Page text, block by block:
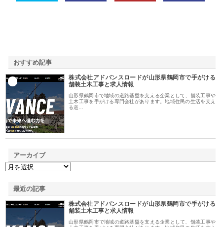
おすすめ記事
株式会社アドバンスロードが山形県鶴岡市で手がける
舗装土木工事と求人情報
山形県鶴岡市で地域の道路基盤を支える企業として、舗装工事や
土木工事を手がける専門会社があります。地域住民の生活を支え
る道…
アーカイブ
最近の記事
株式会社アドバンスロードが山形県鶴岡市で手がける
舗装土木工事と求人情報
山形県鶴岡市で地域の道路基盤を支える企業として、舗装工事や